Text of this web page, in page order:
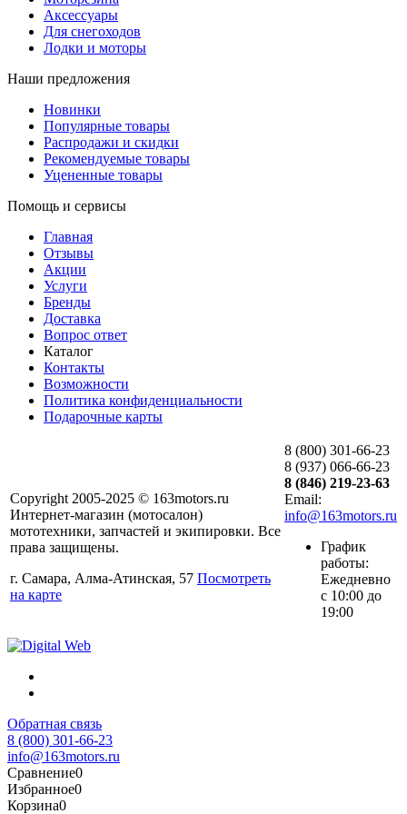
Аксессуары
Для снегоходов
Лодки и моторы
Наши предложения
Новинки
Популярные товары
Распродажи и скидки
Рекомендуемые товары
Уцененные товары
Помощь и сервисы
Главная
Отзывы
Акции
Услуги
Бренды
Доставка
Вопрос ответ
Каталог
Контакты
Возможности
Политика конфиденциальности
Подарочные карты
Copyright 2005-2025 © 163motors.ru
Интернет-магазин (мотосалон)
мототехники, запчастей и экипировки. Все
права защищены.
г. Самара, Алма-Атинская, 57 Посмотреть
на карте
8 (800) 301-66-23
8 (937) 066-66-23
8 (846) 219-23-63
Email:
info@163motors.ru
График
работы:
Ежедневно
с 10:00 до
19:00
Обратная связь
8 (800) 301-66-23
info@163motors.ru
Сравнение0
Избранное0
Корзина0